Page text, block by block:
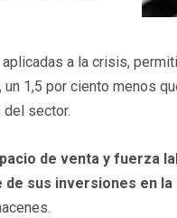
a la crisis,
1,5 por ciento menos
sector.
de venta y fuerza
sus inversiones en